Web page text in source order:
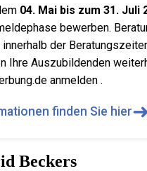
04. Mai bis zum 31. Juli
bewerben.
der
Ihre Auszubildenden
anmelden .
finden Sie hier➜
Beckers